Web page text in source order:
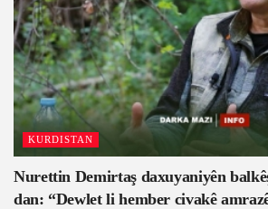
KURDISTAN
Nurettin Demirtaş daxuyaniyên
dan: “Dewlet li hember civakê